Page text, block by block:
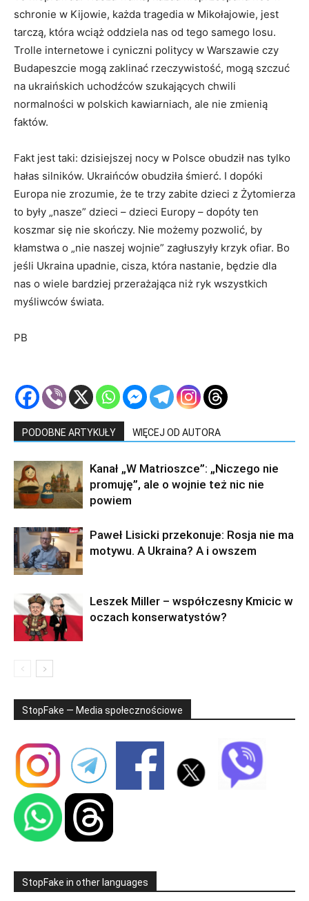
schronie w Kijowie, każda tragedia w Mikołajowie, jest
tarczą, która wciąż oddziela nas od tego samego losu.
Trolle internetowe i cyniczni politycy w Warszawie czy
Budapeszcie mogą zaklinać rzeczywistość, mogą szczuć
na ukraińskich uchodźców szukających chwili
normalności w polskich kawiarniach, ale nie zmienią
faktów.
Fakt jest taki: dzisiejszej nocy w Polsce obudził nas tylko
hałas silników. Ukraińców obudziła śmierć. I dopóki
Europa nie zrozumie, że te trzy zabite dzieci z Żytomierza
to były „nasze” dzieci – dzieci Europy – dopóty ten
koszmar się nie skończy. Nie możemy pozwolić, by
kłamstwa o „nie naszej wojnie” zagłuszyły krzyk ofiar. Bo
jeśli Ukraina upadnie, cisza, która nastanie, będzie dla
nas o wiele bardziej przerażająca niż ryk wszystkich
myśliwców świata.
PB
PODOBNE ARTYKUŁY WIĘCEJ OD AUTORA
Kanał „W Matrioszce”: „Niczego nie
promuję”, ale o wojnie też nic nie
powiem
Paweł Lisicki przekonuje: Rosja nie ma
motywu. A Ukraina? A i owszem
Leszek Miller – współczesny Kmicic w
oczach konserwatystów?
StopFake — Media społecznościowe
StopFake in other languages